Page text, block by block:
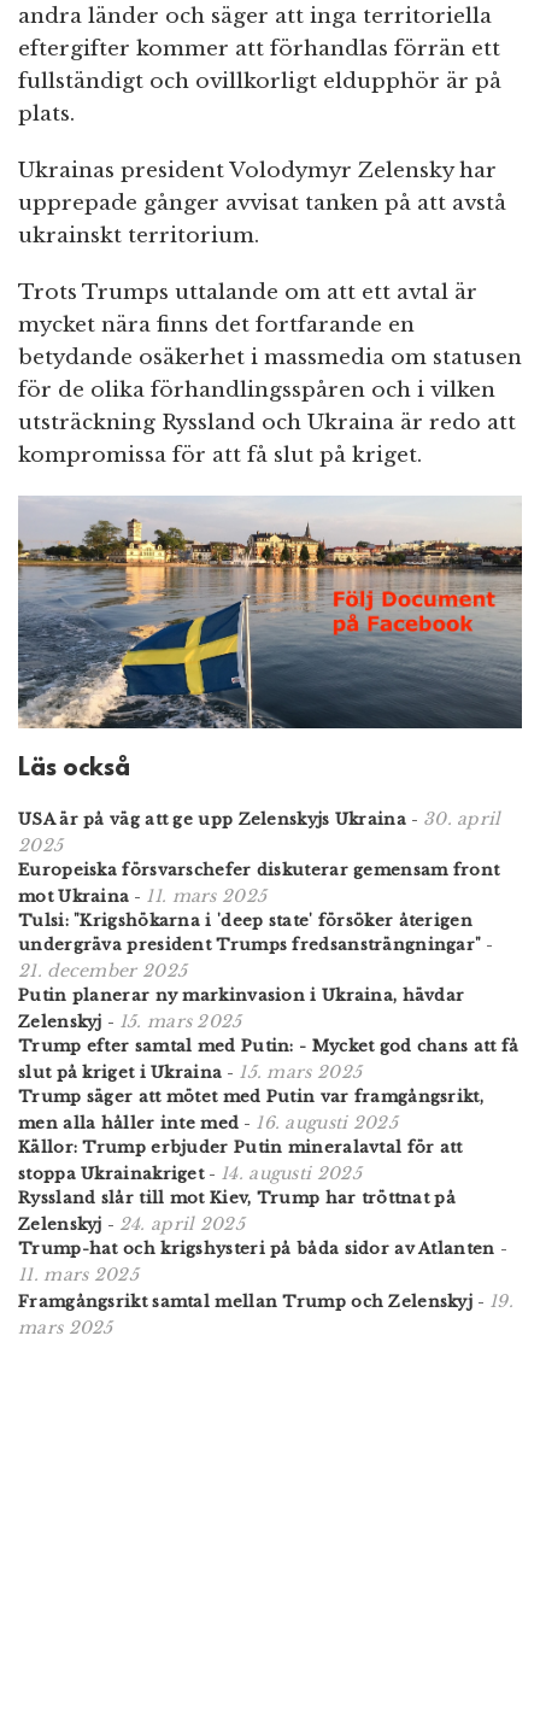
andra länder och säger att inga territoriella
eftergifter kommer att förhandlas förrän ett
fullständigt och ovillkorligt eldupphör är på
plats.
Ukrainas president Volodymyr Zelensky har
upprepade gånger avvisat tanken på att avstå
ukrainskt territorium.
Trots Trumps uttalande om att ett avtal är
mycket nära finns det fortfarande en
betydande osäkerhet i massmedia om statusen
för de olika förhandlingsspåren och i vilken
utsträckning Ryssland och Ukraina är redo att
kompromissa för att få slut på kriget.
Läs också
USA är på väg att ge upp Zelenskyjs Ukraina- 30. april
2025
Europeiska försvarschefer diskuterar gemensam front
mot Ukraina - 11. mars 2025
Tulsi: "Krigshökarna i 'deep state' försöker återigen
undergräva president Trumps fredsansträngningar" -
21. december 2025
Putin planerar ny markinvasion i Ukraina, hävdar
Zelenskyj - 15. mars 2025
Trump efter samtal med Putin: - Mycket god chans att få
slut på kriget i Ukraina - 15. mars 2025
Trump säger att mötet med Putin var framgångsrikt,
men alla håller inte med - 16. augusti 2025
Källor: Trump erbjuder Putin mineralavtal för att
stoppa Ukrainakriget- 14. augusti 2025
Ryssland slår till mot Kiev, Trump har tröttnat på
Zelenskyj - 24. april 2025
Trump-hat och krigshysteri på båda sidor av Atlanten -
11. mars 2025
Framgångsrikt samtal mellan Trump och Zelenskyj - 19.
mars 2025